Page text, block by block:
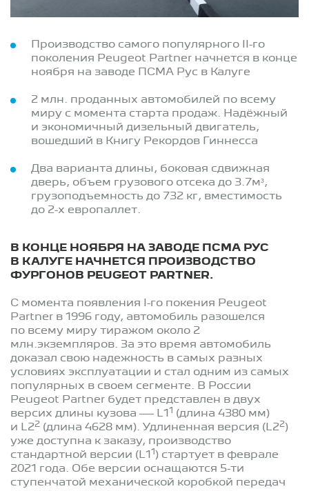
Производство самого популярного II-го
поколения Peugeot Partner начнется в конце
ноября на заводе ПСМА Рус в Калуге
2 млн. проданных автомобилей по всему
миру с момента старта продаж. Надёжный
и экономичный дизельный двигатель,
вошедший в Книгу Рекордов Гиннесса
Два варианта длины, боковая сдвижная
дверь, объем грузового отсека до 3.7м³,
грузоподъемность до 732 кг, вместимость
до 2-х европаллет.
В КОНЦЕ НОЯБРЯ НА ЗАВОДЕ ПСМА РУС
В КАЛУГЕ НАЧНЕТСЯ ПРОИЗВОДСТВО
ФУРГОНОВ PEUGEOT PARTNER.
С момента появления I-го покения Peugeot
Partner в 1996 году, автомобиль разошелся
по всему миру тиражом около 2
млн.экземпляров. За это время автомобиль
доказал свою надежность в самых разных
условиях эксплуатации и стал одним из самых
популярных в своем сегменте. В России
Peugeot Partner будет представлен в двух
версих длины кузова — L1 1
(длина 4380 мм)
и L22 (длина 4628 мм). Удлиненная версия (L22 )
уже доступна к заказу, производство
стандартной версии (L1 1 ) стартует в феврале
2021 года. Обе версии оснащаются 5-ти
ступенчатой механической коробкой передач